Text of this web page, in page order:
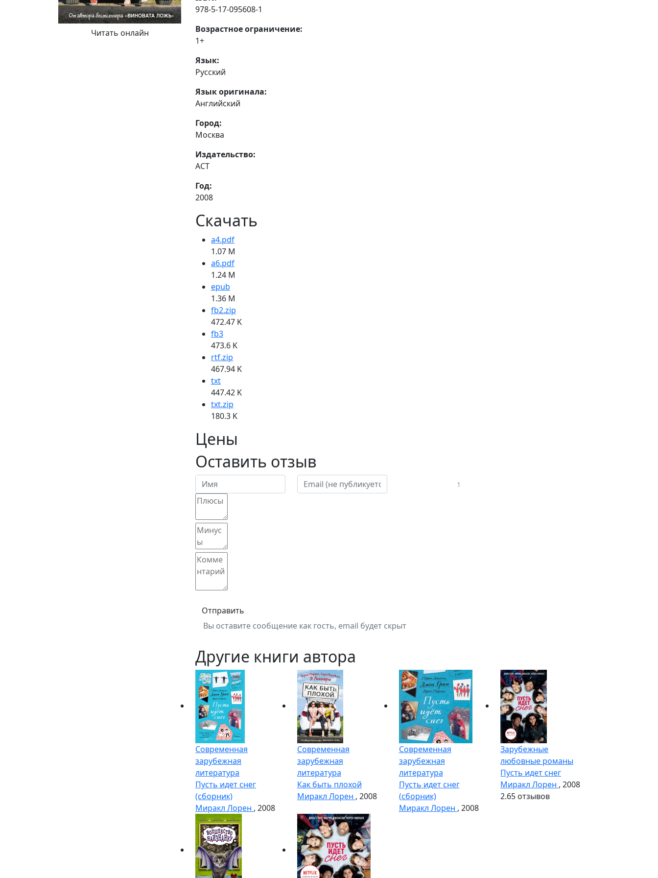
Читать онлайн
978-5-17-095608-1
Возрастное ограничение:
1+
Язык:
Русский
Язык оригинала:
Английский
Город:
Москва
Издательство:
АСТ
Год:
2008
Скачать
a4.pdf
1.07 M
a6.pdf
1.24 M
epub
1.36 M
fb2.zip
472.47 K
fb3
473.6 K
rtf.zip
467.94 K
txt
447.42 K
txt.zip
180.3 K
Цены
Оставить отзыв
Отправить
Вы оставите сообщение как гость, email будет скрыт
1
Другие книги автора
Современная
зарубежная
литература
Пусть идет снег
(сборник)
Миракл Лорен , 2008
Современная
зарубежная
литература
Как быть плохой
Миракл Лорен , 2008
Современная
зарубежная
литература
Пусть идет снег
(сборник)
Миракл Лорен , 2008
Зарубежные
любовные романы
Пусть идет снег
Миракл Лорен , 2008
2.65 отзывов